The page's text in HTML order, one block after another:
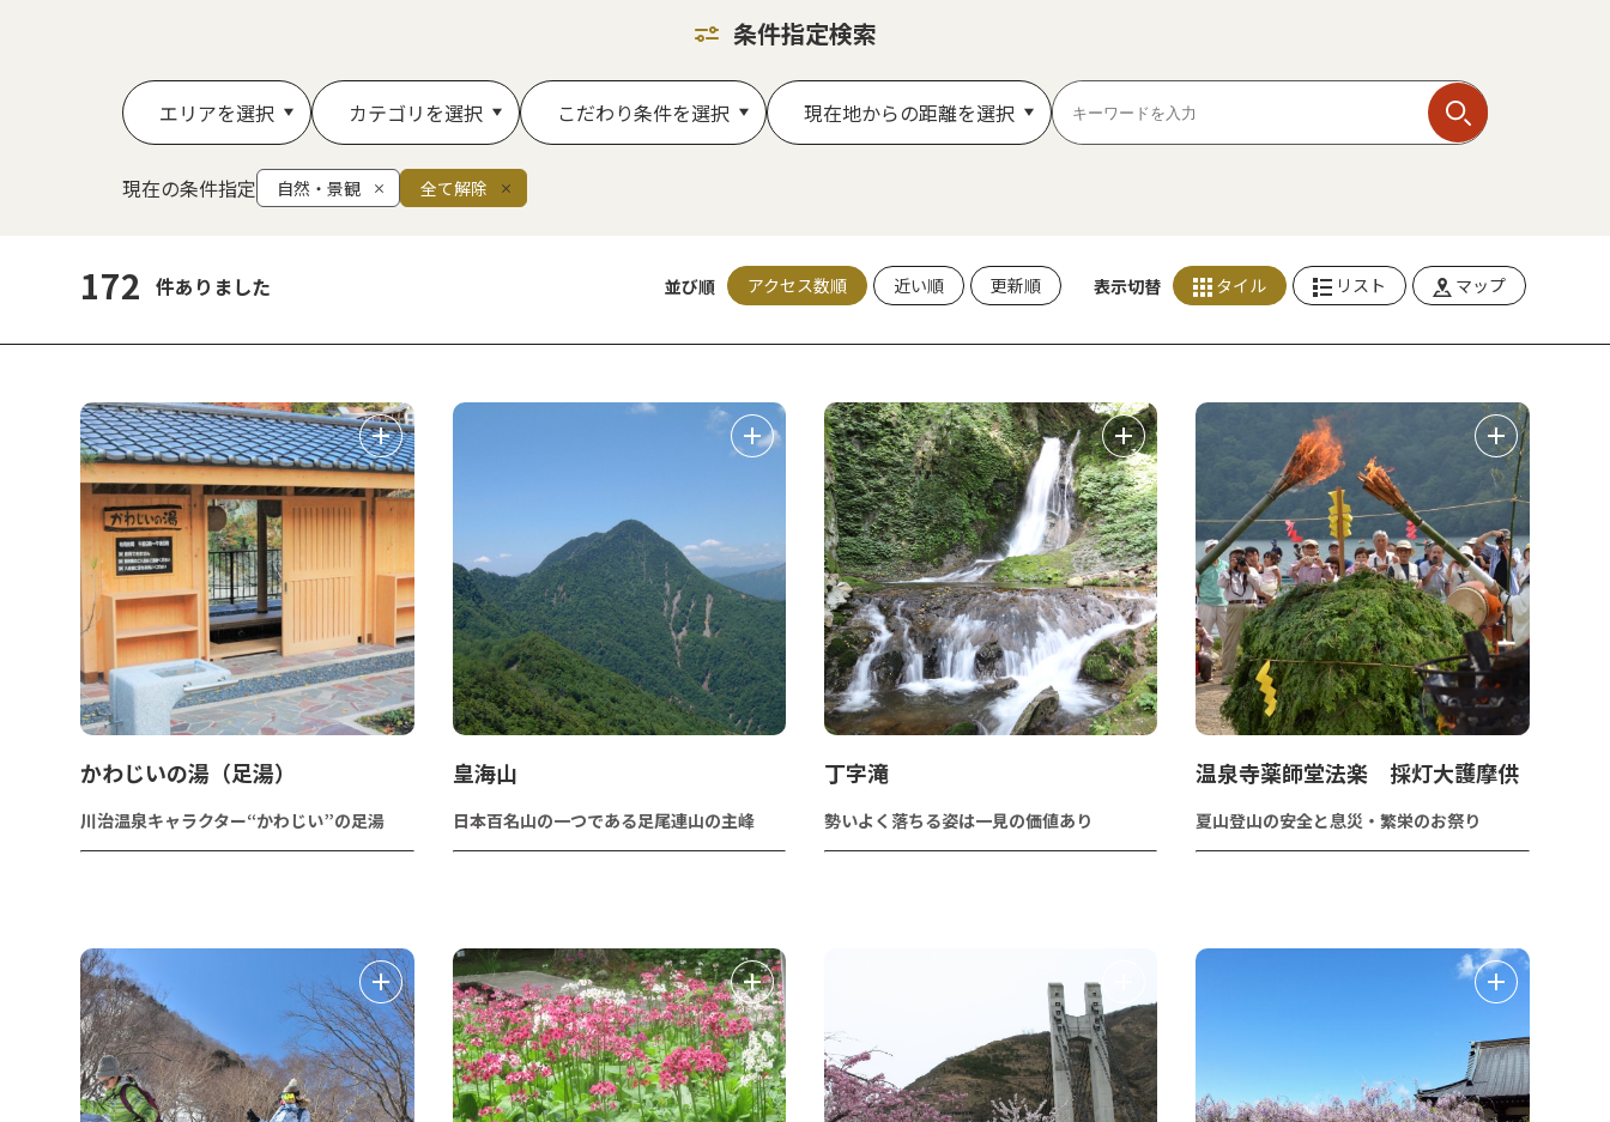
条件指定検索
エリアを選択 カテゴリを選択 こだわり条件を選択 現在地からの距離を選択
現在の条件指定 自然・景観 全て解除
172 件ありました 並び順 アクセス数順 近い順 更新順 表示切替 タイル リスト マップ
かわじいの湯（足湯）
川治温泉キャラクター“かわじい”の足湯
皇海山
日本百名山の一つである足尾連山の主峰
丁字滝
勢いよく落ちる姿は一見の価値あり
温泉寺薬師堂法楽 採灯大護摩供
夏山登山の安全と息災・繁栄のお祭り